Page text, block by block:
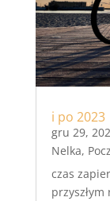
i po 2023
gru 29,
Nelka,
czas